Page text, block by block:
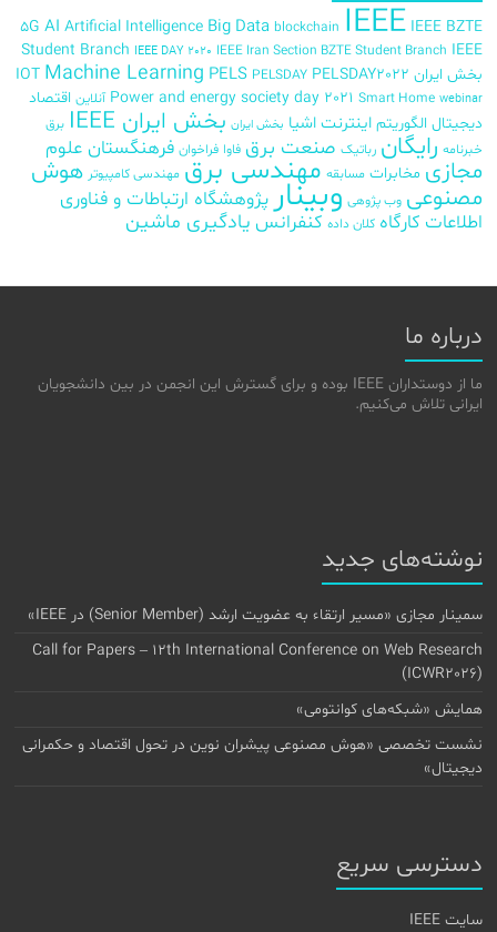
5G AI Artificial Intelligence Big Data blockchain IEEE IEEE BZTE
Student Branch IEEE DAY 2020 IEEE Iran Section BZTE Student Branch IEEE
بخش ایران
IOT Machine Learning PELS PELSDAY PELSDAY2022
Power and energy society day 2021 Smart Home webinar آنلاین اقتصاد
دیجیتال الگوریتم اینترنت اشیا بخش ایران بخش ایران IEEE
برق
خبرنامه رایگان رباتیک صنعت برق فاوا فراخوان فرهنگستان علوم
مجازی مخابرات مسابقه مهندسی برق مهندسی کامپیوتر هوش
مصنوعی وب پژوهی وبینارپژوهشگاه ارتباطات و فناوری
اطلاعات کارگاه کلان داده کنفرانس یادگیری ماشین
درباره ما
ما از دوستداران IEEE بوده و برای گسترش این انجمن در بین دانشجویان
ایرانی تلاش می‌کنیم.
نوشته‌های جدید
سمینار مجازی «مسیر ارتقاء به عضویت ارشد (Senior Member) در IEEE»
Call for Papers – 12th International Conference on Web Research
(ICWR2026)
همایش «شبکه‌های کوانتومی»
نشست تخصصی «هوش مصنوعی پیشران نوین در تحول اقتصاد و حکمرانی
دیجیتال»
دسترسی سریع
سایت IEEE